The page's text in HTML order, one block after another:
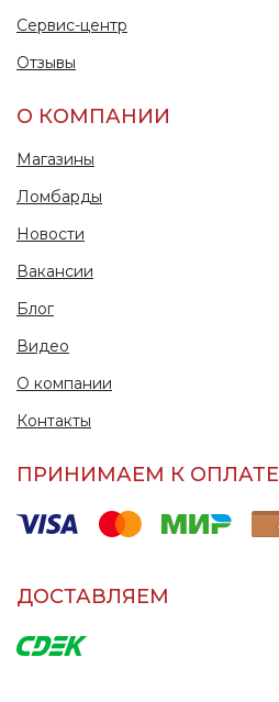
Сервис-центр
Отзывы
О КОМПАНИИ
Магазины
Ломбарды
Новости
Вакансии
Блог
Видео
О компании
Контакты
ПРИНИМАЕМ К ОПЛАТЕ
ДОСТАВЛЯЕМ